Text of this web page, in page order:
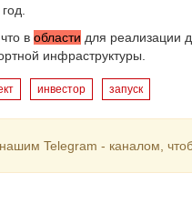
в области для реализации
инфраструктуры.
инвестор запуск
Telegram - каналом,